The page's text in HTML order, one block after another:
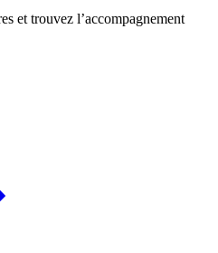
et trouvez l’accompagnement